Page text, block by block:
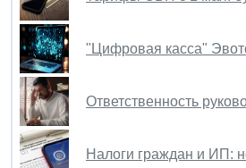
"Цифровая касса"
Ответственность
Налоги граждан и ИП: